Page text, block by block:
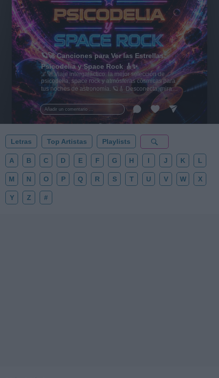
Añadir un comentario ...
🪐🚀 Canciones para Ver las Estrellas:
Psicodelia y Space Rock 🎸✨
🌌🚀 Viaje intergaláctico: la mejor selección de
psicodelia, space rock y atmósferas cósmicas para
tus noches de astronomía. 🪐🎸 Desconecta, mira
al firmamento y siente la gravedad cero. 💾 ¡Guarda
esta colección para tu próxima noche estrellada!
✨⭐
Letras Top Artistas Playlists
A B C D E F G H I J K L
M N O P Q R S T U V W X
Y Z #